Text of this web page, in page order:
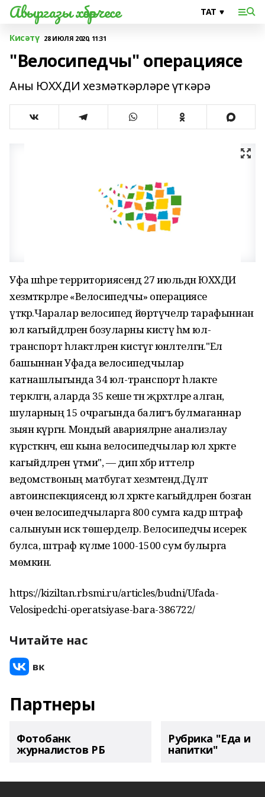
Авыргазы хәбәрчесе
Кисәтү 28 ИЮЛЯ 2020, 11:31
"Велосипедчы" операциясе
Аны ЮХХДИ хезмәткәрләре үткәрә
Уфа шәһәре территориясендә 27 июльдән ЮХХДИ
хезмәткәрләре «Велосипедчы» операциясе
үткәрә.Чаралар велосипед йөртүчеләр тарафыннан
юл кагыйдәләрен бозуларны кисәтү һәм юл-
транспорт һәлакәтләрен кисәтүгә юнәлтелгән."Ел
башыннан Уфада велосипедчылар
катнашлыгында 34 юл-транспорт һәлакәте
теркәлгән, аларда 35 кеше тән җәрәхәтләре алган,
шуларның 15 очрагында балигъ булмаганнар
зыян күргән. Мондый аварияләрне анализлау
күрсәткәнчә, еш кына велосипедчылар юл хәрәкәте
кагыйдәләрен үтәми", — дип хәбәр иттеләр
ведомствоның матбугат хезмәтендә.Дәүләт
автоинспекциясендә юл хәрәкәте кагыйдәләрен бозган
өчен велосипедчыларга 800 сумга кадәр штраф
салынуын искә төшерделәр. Велосипедчы исерек
булса, штраф күләме 1000-1500 сум булырга
мөмкин.
https://kiziltan.rbsmi.ru/articles/budni/Ufada-
Velosipedchi-operatsiyase-bara-386722/
Читайте нас
Партнеры
Фотобанк
журналистов РБ
Рубрика "Еда и
напитки"